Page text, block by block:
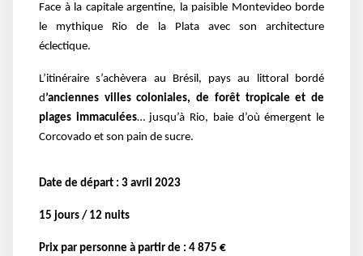
Face à la capitale argentine, la paisible Montevideo borde
le mythique Rio de la Plata avec son architecture
éclectique.
L’itinéraire s’achèvera au Brésil, pays au littoral bordé
d’anciennes villes coloniales, de forêt tropicale et de
plages immaculées… jusqu’à Rio, baie d’où émergent le
Corcovado et son pain de sucre.
Date de départ : 3 avril 2023
15 jours / 12 nuits
Prix par personne à partir de : 4 875 €